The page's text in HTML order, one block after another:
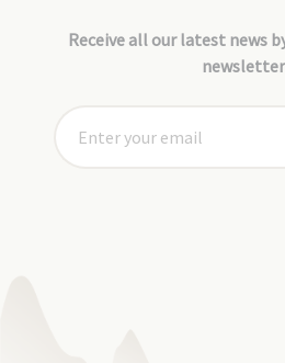
Receive all our latest news
newsletter